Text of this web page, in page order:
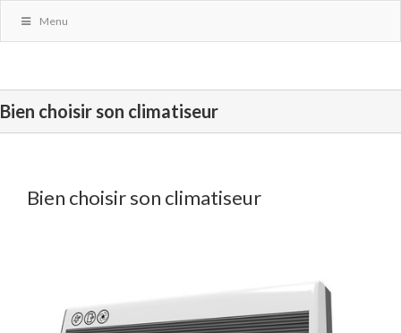
Bien choisir son climatiseur
Bien choisir son climatiseur
Menu